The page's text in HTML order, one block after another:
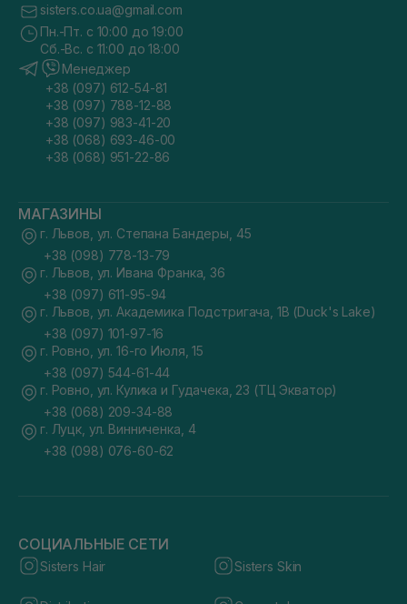
sisters.co.ua@gmail.com
Пн.-Пт. с 10:00 до 19:00
Сб.-Вс. с 11:00 до 18:00
Менеджер
+38 (097) 612-54-81
+38 (097) 788-12-88
+38 (097) 983-41-20
+38 (068) 693-46-00
+38 (068) 951-22-86
МАГАЗИНЫ
г. Львов, ул. Степана Бандеры, 45
+38 (098) 778-13-79
г. Львов, ул. Ивана Франка, 36
+38 (097) 611-95-94
г. Львов, ул. Академика Подстригача, 1В (Duck's Lake)
+38 (097) 101-97-16
г. Ровно, ул. 16-го Июля, 15
+38 (097) 544-61-44
г. Ровно, ул. Кулика и Гудачека, 23 (ТЦ Экватор)
+38 (068) 209-34-88
г. Луцк, ул. Винниченка, 4
+38 (098) 076-60-62
СОЦИАЛЬНЫЕ СЕТИ
Sisters Hair Sisters Skin